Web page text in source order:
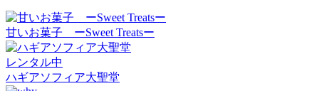
甘いお菓子 ーSweet Treatsー
レンタル中
ハギアソフィア大聖堂